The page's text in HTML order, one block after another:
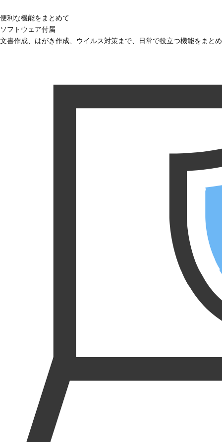
便利な機能をまとめて
ソフトウェア付属
文書作成、はがき作成、ウイルス対策まで、日常で役立つ機能をまと